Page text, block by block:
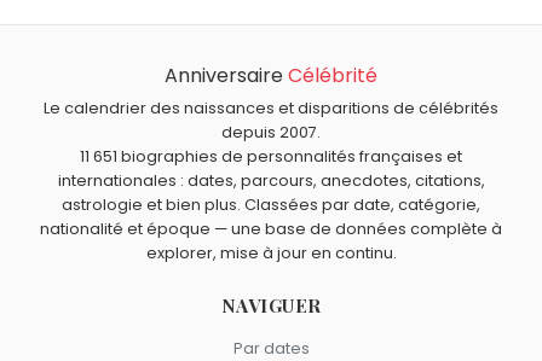
AnniversaireCélébrité
Le calendrier des naissances et disparitions de célébrités
depuis 2007.
11 651 biographies de personnalités françaises et
internationales : dates, parcours, anecdotes, citations,
astrologie et bien plus. Classées par date, catégorie,
nationalité et époque — une base de données complète à
explorer, mise à jour en continu.
NAVIGUER
Par dates